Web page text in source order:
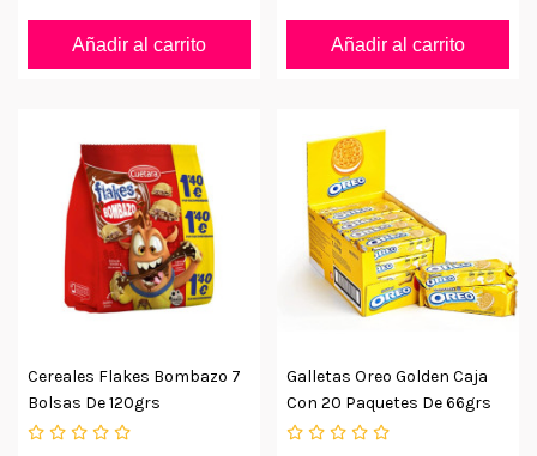
Añadir al carrito Añadir al carrito
Cereales Flakes Bombazo 7
Bolsas De 120grs
Galletas Oreo Golden Caja
Con 20 Paquetes De 66grs